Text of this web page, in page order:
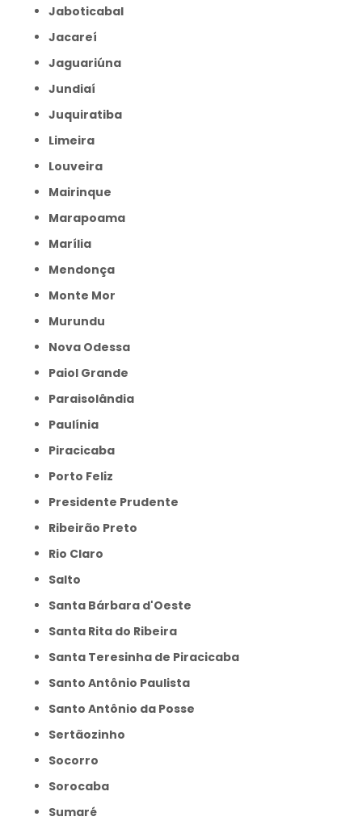
Jaboticabal
Jacareí
Jaguariúna
Jundiaí
Juquiratiba
Limeira
Louveira
Mairinque
Marapoama
Marília
Mendonça
Monte Mor
Murundu
Nova Odessa
Paiol Grande
Paraisolândia
Paulínia
Piracicaba
Porto Feliz
Presidente Prudente
Ribeirão Preto
Rio Claro
Salto
Santa Bárbara d'Oeste
Santa Rita do Ribeira
Santa Teresinha de Piracicaba
Santo Antônio Paulista
Santo Antônio da Posse
Sertãozinho
Socorro
Sorocaba
Sumaré